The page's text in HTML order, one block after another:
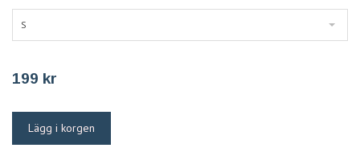
S
199 kr